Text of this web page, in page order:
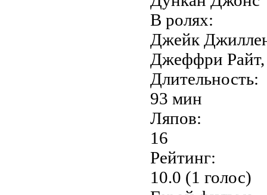
В ролях:
Джейк
Джеффри
Длительность:
93 мин
Ляпов:
16
Рейтинг:
10.0 (1 голос)